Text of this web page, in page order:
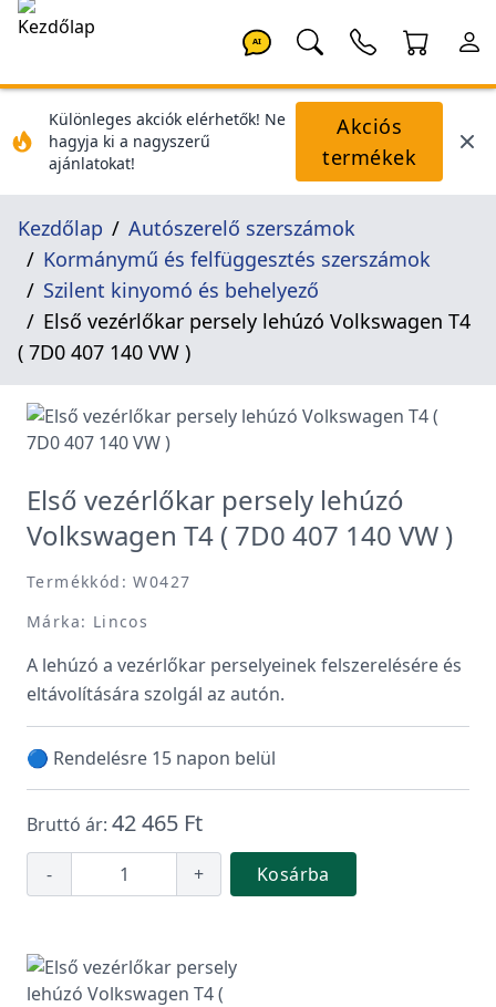
AI
Különleges akciók elérhetők! Ne
hagyja ki a nagyszerű
ajánlatokat!
Akciós
termékek
Kezdőlap
Autószerelő szerszámok
Kormánymű és felfüggesztés szerszámok
Szilent kinyomó és behelyező
Első vezérlőkar persely lehúzó Volkswagen T4
( 7D0 407 140 VW )
Első vezérlőkar persely lehúzó
Volkswagen T4 ( 7D0 407 140 VW )
Termékkód: W0427
Márka: Lincos
A lehúzó a vezérlőkar perselyeinek felszerelésére és
eltávolítására szolgál az autón.
🔵 Rendelésre 15 napon belül
Bruttó ár: 42 465 Ft
- + Kosárba